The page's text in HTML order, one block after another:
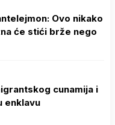
Ovo nikako
će stići brže nego
cunamija i
enklavu